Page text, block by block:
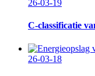
26-03-19
C-classificatie
26-03-18